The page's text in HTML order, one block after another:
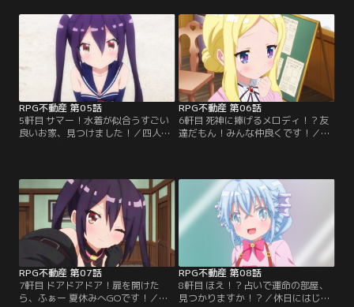
チしないことに頭を悩ませていた。
一方その頃、RPG不動産にはアパー
トに幽霊が出たと入居者からの電話
が来ていて……。急いで物件へと向
かった琴音たちが目にしたもの
は……！
ていた琴音の前に姿を現したのは、
なんとペガサスだった！ずっと一緒
に暮らしてきたペットと、王都にや
ってきても離れたくない！そんなト
トの希望を叶える物件を、琴音は紹
介することができるのか！？
RPG不動産 第05話
5軒目 サマー！水着が似合うすごい
良いお家、見つけました！／四人で
がなかなか見つからない。せめて気
分だけでもと海水浴を楽しんでいる
と、ファーが誰かの叫びを耳にす
る。声の聞こえた方へ向かうと、そ
こではカニが岩に挟まれていた！カ
ニを救助した琴音たちは…。
RPG不動産 第06話
6軒目 死神に捧げるメロディ！？友
達だもん！みんな仲良くです！／急
してきた人たちがお城に入りきら
ず、物件を融通してほしいらしい。
ドラゴンの正体はファーなのでは？
疑念が晴らせずにいると、避難所の
なかで魔法使いと亜人が喧嘩を始め
てしまう…。
RPG不動産 第07話
7軒目 ドアドアドア！扉を開けた
ら、ふぁー 夏休みへGOです！／お
RPG不動産 第08話
8軒目 ほえ！？占いで運命の部屋、
見つかりますか！？／休日にはじめ